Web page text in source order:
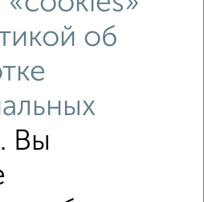
10 с ценой ниже
об
. Вы